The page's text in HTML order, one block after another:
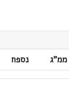
ממ"ג נספח